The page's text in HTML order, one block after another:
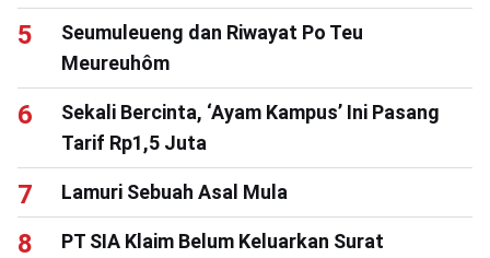
Seumuleueng dan Riwayat Po Teu
Meureuhôm
Sekali Bercinta, ‘Ayam Kampus’ Ini Pasang
Tarif Rp1,5 Juta
Lamuri Sebuah Asal Mula
PT SIA Klaim Belum Keluarkan Surat